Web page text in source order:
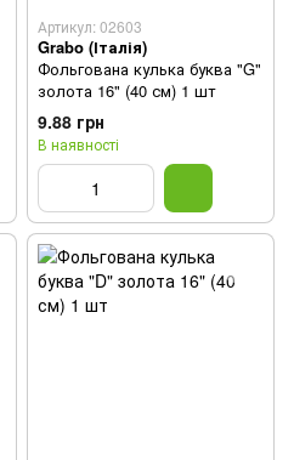
Артикул: 02603
Grabo (Італія)
Фольгована кулька буква "G"
золота 16" (40 см) 1 шт
9.88 грн
В наявності